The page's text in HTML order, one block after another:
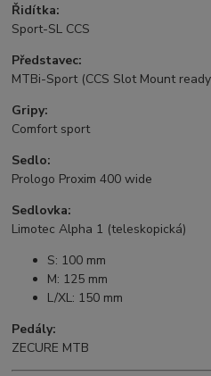
Řidítka:
Sport-SL CCS
Představec:
MTBi-Sport (CCS Slot Mount
Gripy:
Comfort sport
Sedlo:
Prologo Proxim 400 wide
Sedlovka:
Limotec Alpha 1 (teleskopická)
S: 100 mm
M: 125 mm
L/XL: 150 mm
Pedály:
ZECURE MTB